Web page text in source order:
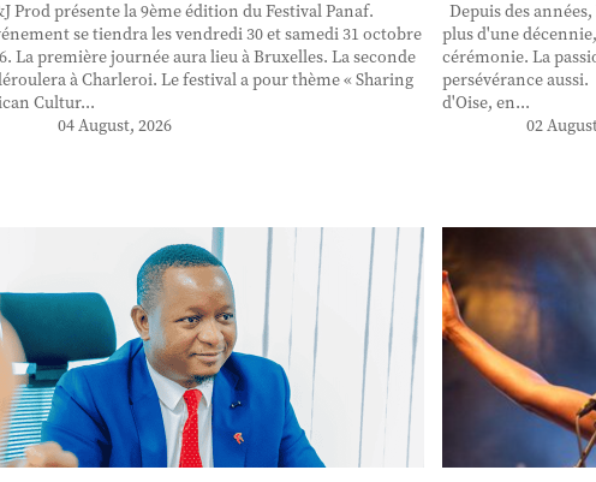
Prod présente la 9ème édition du Festival Panaf.
se tiendra les vendredi 30 et samedi 31 octobre
La première journée aura lieu à Bruxelles. La seconde
à Charleroi. Le festival a pour thème « Sharing
Cultur...
04 August, 2026
Depuis des
plus d'une
cérémonie. La
persévérance
d'Oise, en...
02